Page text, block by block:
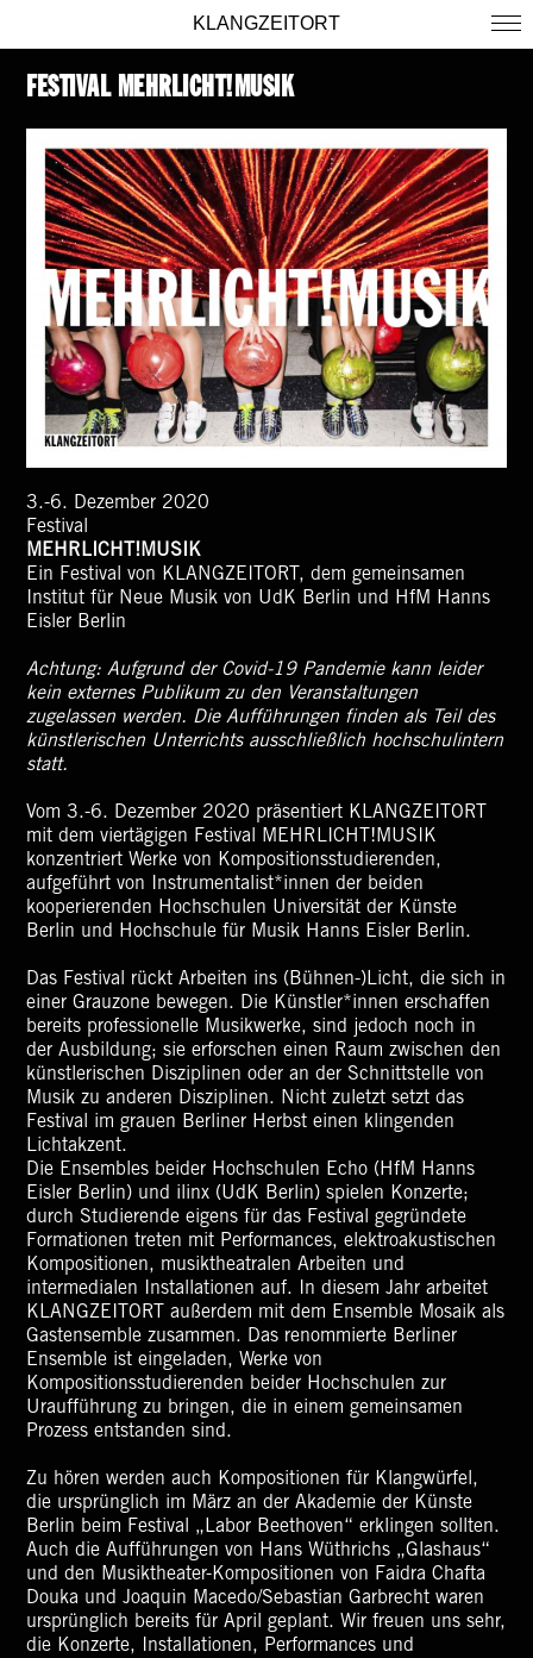
KLANGZEITORT
FESTIVAL MEHRLICHT!MUSIK
3.-6. Dezember 2020
Festival
MEHRLICHT!MUSIK
Ein Festival von KLANGZEITORT, dem gemeinsamen
Institut für Neue Musik von UdK Berlin und HfM Hanns
Eisler Berlin
Achtung: Aufgrund der Covid-19 Pandemie kann leider
kein externes Publikum zu den Veranstaltungen
zugelassen werden. Die Aufführungen finden als Teil des
künstlerischen Unterrichts ausschließlich hochschulintern
statt.
Vom 3.-6. Dezember 2020 präsentiert KLANGZEITORT
mit dem viertägigen Festival MEHRLICHT!MUSIK
konzentriert Werke von Kompositionsstudierenden,
aufgeführt von Instrumentalist*innen der beiden
kooperierenden Hochschulen Universität der Künste
Berlin und Hochschule für Musik Hanns Eisler Berlin.
Das Festival rückt Arbeiten ins (Bühnen-)Licht, die sich in
einer Grauzone bewegen. Die Künstler*innen erschaffen
bereits professionelle Musikwerke, sind jedoch noch in
der Ausbildung; sie erforschen einen Raum zwischen den
künstlerischen Disziplinen oder an der Schnittstelle von
Musik zu anderen Disziplinen. Nicht zuletzt setzt das
Festival im grauen Berliner Herbst einen klingenden
Lichtakzent.
Die Ensembles beider Hochschulen Echo (HfM Hanns
Eisler Berlin) und ilinx (UdK Berlin) spielen Konzerte;
durch Studierende eigens für das Festival gegründete
Formationen treten mit Performances, elektroakustischen
Kompositionen, musiktheatralen Arbeiten und
intermedialen Installationen auf. In diesem Jahr arbeitet
KLANGZEITORT außerdem mit dem Ensemble Mosaik als
Gastensemble zusammen. Das renommierte Berliner
Ensemble ist eingeladen, Werke von
Kompositionsstudierenden beider Hochschulen zur
Uraufführung zu bringen, die in einem gemeinsamen
Prozess entstanden sind.
Zu hören werden auch Kompositionen für Klangwürfel,
die ursprünglich im März an der Akademie der Künste
Berlin beim Festival „Labor Beethoven“ erklingen sollten.
Auch die Aufführungen von Hans Wüthrichs „Glashaus“
und den Musiktheater-Kompositionen von Faidra Chafta
Douka und Joaquin Macedo/Sebastian Garbrecht waren
ursprünglich bereits für April geplant. Wir freuen uns sehr,
die Konzerte, Installationen, Performances und